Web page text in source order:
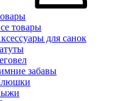
товары
для санок
забавы